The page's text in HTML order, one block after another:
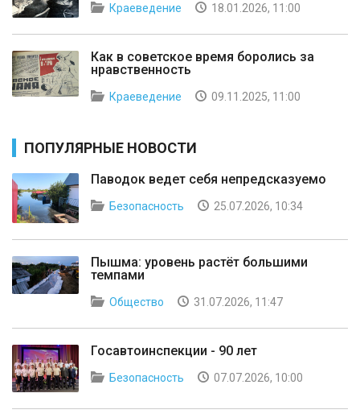
Краеведение 18.01.2026, 11:00
Как в советское время боролись за
нравственность
Краеведение 09.11.2025, 11:00
ПОПУЛЯРНЫЕ НОВОСТИ
Паводок ведет себя непредсказуемо
Безопасность 25.07.2026, 10:34
Пышма: уровень растёт большими
темпами
Общество 31.07.2026, 11:47
Госавтоинспекции - 90 лет
Безопасность 07.07.2026, 10:00